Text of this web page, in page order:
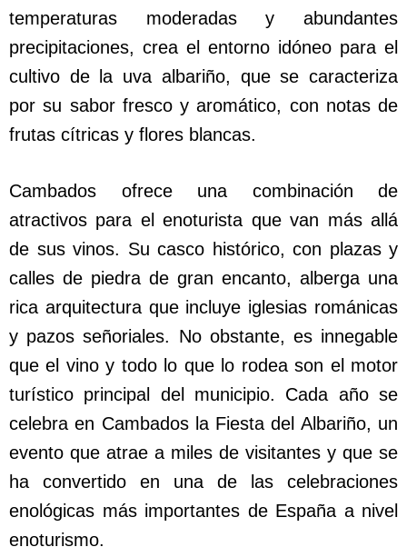
temperaturas moderadas y abundantes
precipitaciones, crea el entorno idóneo para el
cultivo de la uva albariño, que se caracteriza
por su sabor fresco y aromático, con notas de
frutas cítricas y flores blancas.
Cambados ofrece una combinación de
atractivos para el enoturista que van más allá
de sus vinos. Su casco histórico, con plazas y
calles de piedra de gran encanto, alberga una
rica arquitectura que incluye iglesias románicas
y pazos señoriales. No obstante, es innegable
que el vino y todo lo que lo rodea son el motor
turístico principal del municipio. Cada año se
celebra en Cambados la Fiesta del Albariño, un
evento que atrae a miles de visitantes y que se
ha convertido en una de las celebraciones
enológicas más importantes de España a nivel
enoturismo.